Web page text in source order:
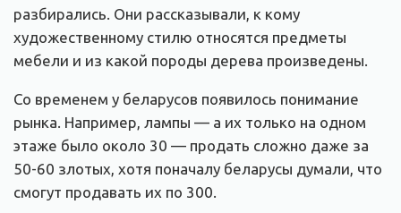
разбирались. Они рассказывали, к кому
художественному стилю относятся предметы
мебели и из какой породы дерева произведены.
Со временем у беларусов появилось понимание
рынка. Например, лампы — а их только на одном
этаже было около 30 — продать сложно даже за
50-60 злотых, хотя поначалу беларусы думали, что
смогут продавать их по 300.